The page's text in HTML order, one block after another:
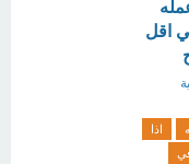
اقل
اذا